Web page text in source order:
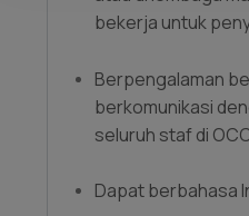
bekerja untuk
Berpengalaman
berkomunikasi
seluruh staf di
Dapat berbahasa